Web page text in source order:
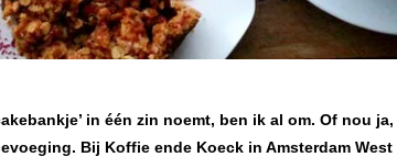
in één zin noemt, ben ik al om. Of nou
Bij Koffie ende Koeck in Amsterdam